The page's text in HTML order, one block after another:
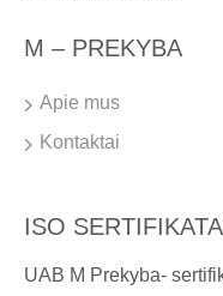
M – PREKYBA
Apie mus
Kontaktai
ISO
UAB M Prekyba-